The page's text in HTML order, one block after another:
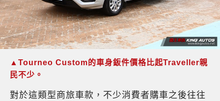
▲Tourneo Custom的車身鈑件價格比起Traveller親
民不少。
對於這類型商旅車款，不少消費者購車之後往往